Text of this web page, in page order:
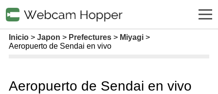
Inicio Japon Prefectures
Miyagi
Aeropuerto de Sendai en vivo
Aeropuerto de Sendai en vivo